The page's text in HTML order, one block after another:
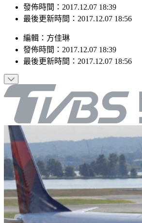
最後更新時間：2017.12.07 18:56
發佈時間：2017.12.07 18:39
最後更新時間：2017.12.07 18:56